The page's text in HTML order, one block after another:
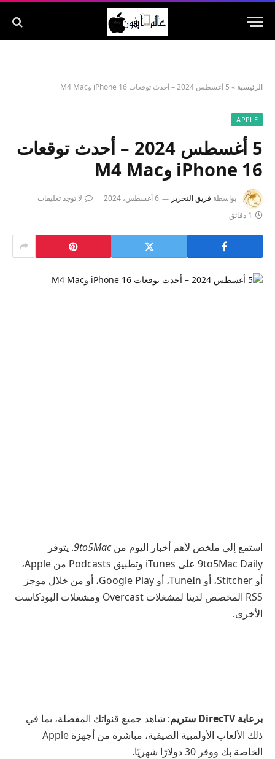
الرئيسية » 5 أغسطس 2024 – أحدث توقعات iPhone 16 وM4 Mac
APPLE
5 أغسطس 2024 – أحدث توقعات
iPhone 16 وM4 Mac
بواسطة فريق التحرير 6 أغسطس، 2024
لا توجد تعليقات
1 دقائق
استمع إلى ملخص لأهم أخبار اليوم من9to5Mac. يتوفر
9to5Mac Daily على iTunes وتطبيق Podcasts من Apple،
أو Stitcher، أو TuneIn، أو Google Play، أو من خلال موجز
RSS المخصص لدينا لمشغلات Overcast ومشغلات البودكاست
الأخرى.
برعاية DirecTV ستريم
: شاهد جميع قنواتك المفضلة، بما في
ذلك الألعاب الأولمبية الصيفية، مباشرة من أجهزة Apple
الخاصة بك ووفر 30 دولارًا شهريًا.